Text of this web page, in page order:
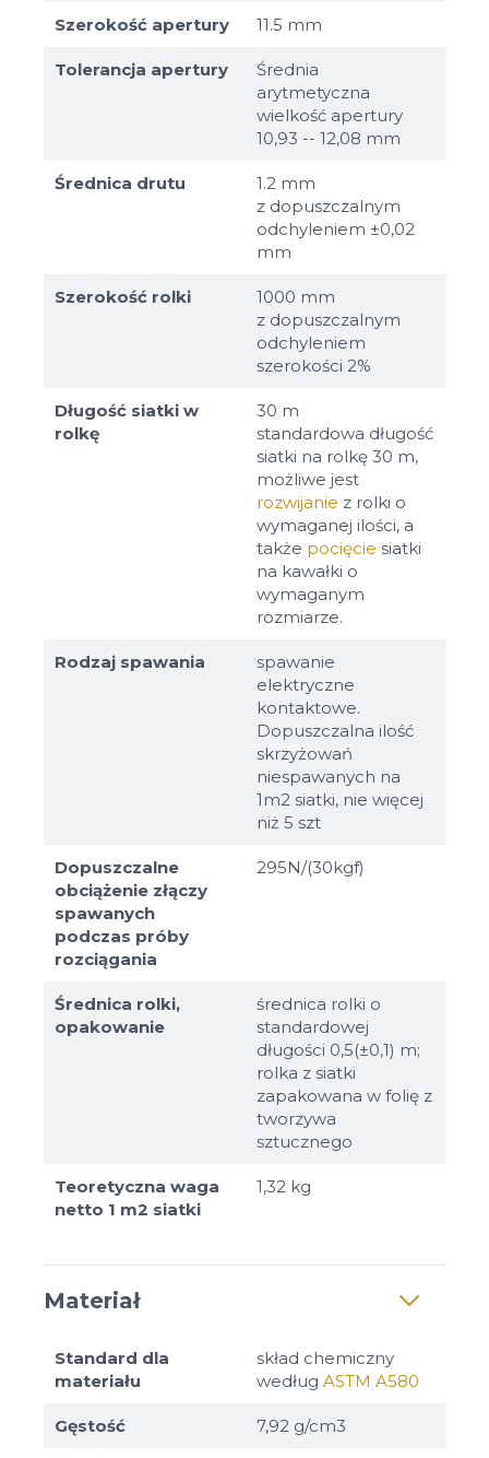
Szerokość apertury 11.5 mm
Tolerancja apertury
Średnia
arytmetyczna
wielkość apertury
10,93 -- 12,08 mm
Średnica drutu
1.2 mm
z dopuszczalnym
odchyleniem ±0,02
mm
Szerokość rolki
1000 mm
z dopuszczalnym
odchyleniem
szerokości 2%
Długość siatki w
rolkę
30 m
standardowa długość
siatki na rolkę 30 m,
możliwe jest
rozwijanie z rolki o
wymaganej ilości, a
także pocięcie siatki
na kawałki o
wymaganym
rozmiarze.
Rodzaj spawania
spawanie
elektryczne
kontaktowe.
Dopuszczalna ilość
skrzyżowań
niespawanych na
1m2 siatki, nie więcej
niż 5 szt
Dopuszczalne
obciążenie złączy
spawanych
podczas próby
rozciągania
295N/(30kgf)
Średnica rolki,
opakowanie
średnica rolki o
standardowej
długości 0,5(±0,1) m;
rolka z siatki
zapakowana w folię z
tworzywa
sztucznego
Teoretyczna waga
netto 1 m2 siatki
1,32 kg
Materiał
Standard dla
materiału
skład chemiczny
według ASTM A580
Gęstość 7,92 g/cm3